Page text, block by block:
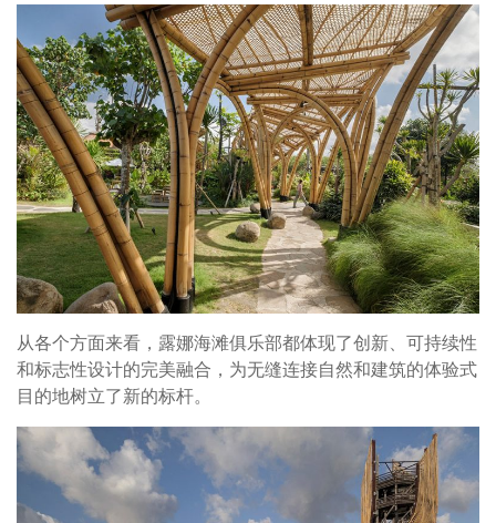
从各个方面来看，露娜海滩俱乐部都体现了创新、可持续性
和标志性设计的完美融合，为无缝连接自然和建筑的体验式
目的地树立了新的标杆。